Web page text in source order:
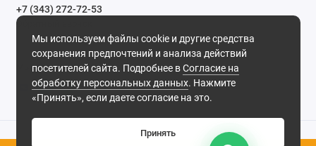
Мы используем файлы cookie и другие средства
сохранения предпочтений и анализа действий
посетителей сайта. Подробнее вСогласие на
обработку персональных данных. Нажмите
«Принять», если даете согласие на это.
Принять
+7 (343) 272-72-53
Обратный звонок
620030, г. Екатеринбург, ул. Карьерная, д. 14, оф. 14.
Мы в сети